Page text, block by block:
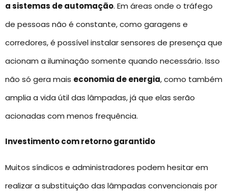
a sistemas de automação. Em áreas onde o tráfego
de pessoas não é constante, como garagens e
corredores, é possível instalar sensores de presença que
acionam a iluminação somente quando necessário. Isso
não só gera mais economia de energia, como também
amplia a vida útil das lâmpadas, já que elas serão
acionadas com menos frequência.
Investimento com retorno garantido
Muitos síndicos e administradores podem hesitar em
realizar a substituição das lâmpadas convencionais por